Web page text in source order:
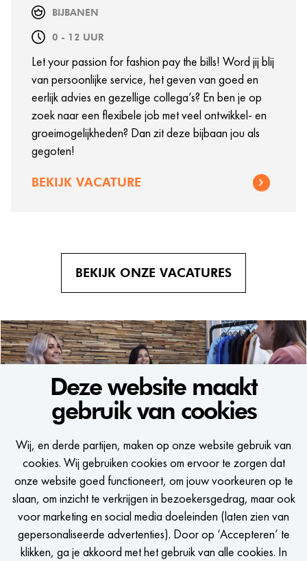
Deze website maakt
gebruik van cookies
Wij, en derde partijen, maken op onze website gebruik van
cookies. Wij gebruiken cookies om ervoor te zorgen dat
onze website goed functioneert, om jouw voorkeuren op te
slaan, om inzicht te verkrijgen in bezoekersgedrag, maar ook
voor marketing en social media doeleinden (laten zien van
gepersonaliseerde advertenties). Door op ‘Accepteren’ te
klikken, ga je akkoord met het gebruik van alle cookies. In
BIJBANEN
0 - 12 UUR
Let your passion for fashion pay the bills! Word jij blij
van persoonlijke service, het geven van goed en
eerlijk advies en gezellige collega’s? En ben je op
zoek naar een flexibele job met veel ontwikkel- en
groeimogelijkheden? Dan zit deze bijbaan jou als
gegoten!
BEKIJK VACATURE
BEKIJK ONZE VACATURES
WE WOULD LIKE TO KEEP
IN TOUCH
Een seintje krijgen als er een passende vacature is?